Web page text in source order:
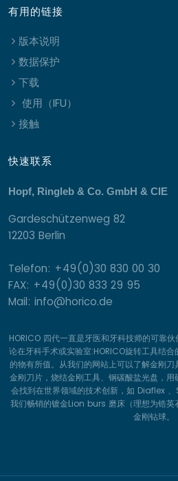
有用的链接
版本说明
数据保护
下载
使用（IFU）
接触
快速联系
Hopf, Ringleb & Co. GmbH & CIE
Gardeschützenweg 82
12203 Berlin
Telefon: +49(0)30 830 00 30
FAX: +49(0)30 833 29 95
Mail: info@horico.de
HORICO 四代一直是牙医和牙科技师的可靠
论在牙科手术或实验室:HORICO旋转工具结
的物有所值。从我们的网站上可以了解金刚刀
金刚刀片，烧结金刚工具、钢碳酸盐光盘，
会找到在世界领域的技术创新，如 Diaflex
我们畅销的镀金Lion burs 磨床（理想为锆英
金刚钻球。